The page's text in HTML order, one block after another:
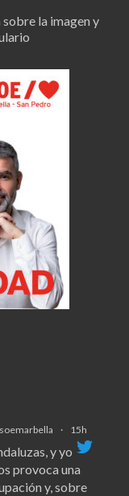
la imagen y
· 15h
y yo
provoca una
y, sobre